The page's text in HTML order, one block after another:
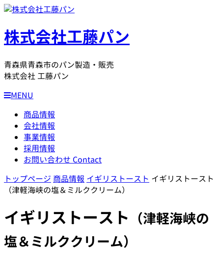
株式会社工藤パン
青森県青森市のパン製造・販売
株式会社 工藤パン
MENU
商品情報
会社情報
事業情報
採用情報
お問い合わせ Contact
トップページ 商品情報 イギリストースト イギリストースト
（津軽海峡の塩＆ミルククリーム）
イギリストースト （津軽海峡の
塩＆ミルククリーム）